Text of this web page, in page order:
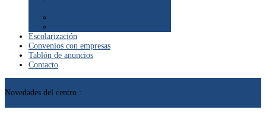
Escolarización
Convenios con empresas
Tablón de anuncios
Contacto
Novedades del centro :